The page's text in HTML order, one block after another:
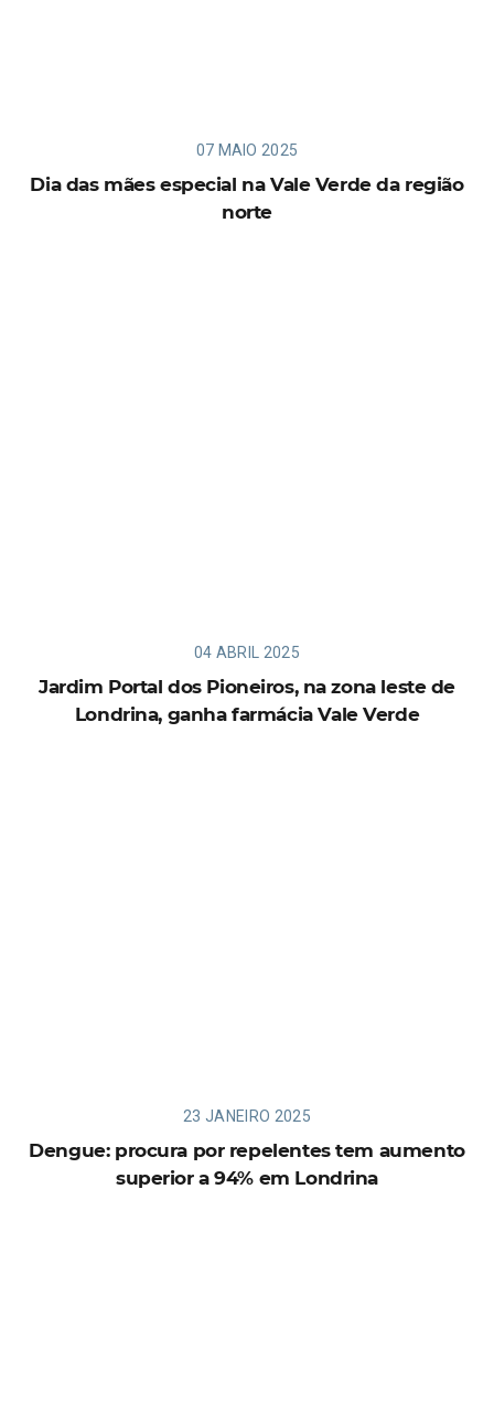
07 MAIO 2025
Dia das mães especial na Vale Verde da região
norte
04 ABRIL 2025
Jardim Portal dos Pioneiros, na zona leste de
Londrina, ganha farmácia Vale Verde
23 JANEIRO 2025
Dengue: procura por repelentes tem aumento
superior a 94% em Londrina